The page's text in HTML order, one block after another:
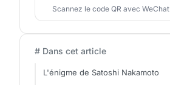
Scannez le code QR avec WeChat
# Dans cet article
L'énigme de Satoshi Nakamoto